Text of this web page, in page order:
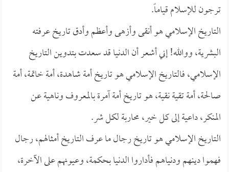
ترجون للإسلام قياماً.
التاريخ الإسلامي هو أنقى وأزهى وأعظم وأدق تاريخ عرفته
البشرية، ووالله! إني أشعر أن الدنيا قد سعدت بتدوين التاريخ
الإسلامي، فالتاريخ الإسلامي هو تاريخ أمة شاهدة، أمة خاتمة، أمة
صالحة، أمة تقية نقية، هو تاريخ أمة آمرة بالمعروف وناهية عن
المنكر، داعية إلى كل خير، محاربة لكل شر.
التاريخ الإسلامي هو تاريخ رجال ما عرف التاريخ أمثالهم، رجال
فهموا دينهم ودنياهم فأداروا الدنيا بحكمة، وعيونهم على الآخرة،